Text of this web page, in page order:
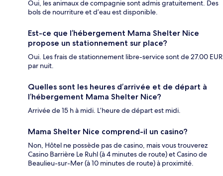
Oui, les animaux de compagnie sont admis gratuitement. Des
bols de nourriture et d’eau est disponible.
Est-ce que l’hébergement Mama Shelter Nice
propose un stationnement sur place?
Oui. Les frais de stationnement libre-service sont de 27.00 EUR
par nuit.
Quelles sont les heures d’arrivée et de départ à
l’hébergement Mama Shelter Nice?
Arrivée de 15 h à midi. L’heure de départ est midi.
Mama Shelter Nice comprend-il un casino?
Non, Hôtel ne possède pas de casino, mais vous trouverez
Casino Barrière Le Ruhl (à 4 minutes de route) et Casino de
Beaulieu-sur-Mer (à 10 minutes de route) à proximité.